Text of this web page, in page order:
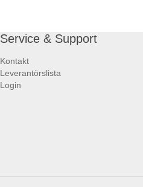
Service & Support
Kontakt
Leverantörslista
Login